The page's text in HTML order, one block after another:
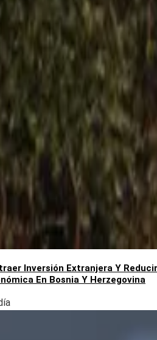
Inversión Extranjera Y
En Bosnia Y Herzegovina